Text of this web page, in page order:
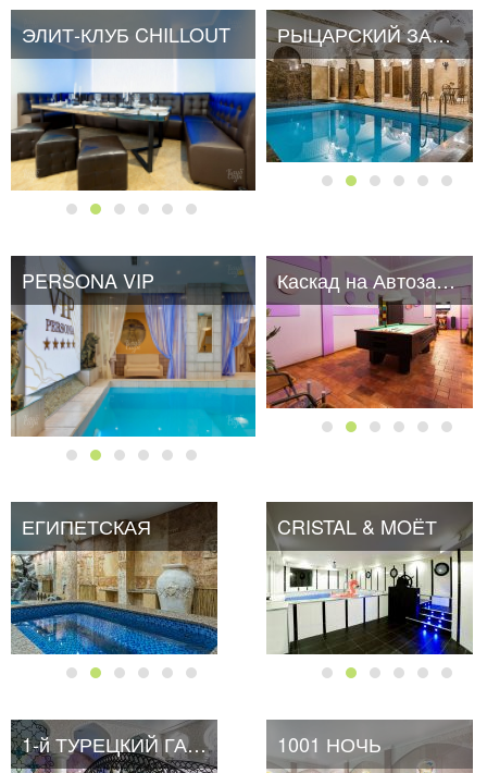
ЭЛИТ-КЛУБ CHILLOUT РЫЦАРСКИЙ ЗАМОК
PERSONA VIP Каскад на Автозаводской
ЕГИПЕТСКАЯ CRISTAL & MOЁТ
1-й ТУРЕЦКИЙ ГАМБИТ
1-й ТУРЕЦКИЙ ГАМБИТ 1001 НОЧЬ